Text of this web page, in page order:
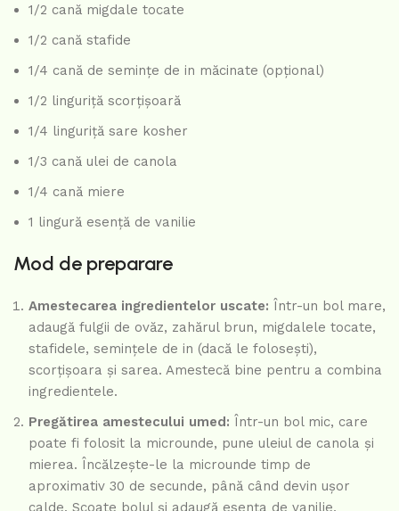
1/2 cană migdale tocate
1/2 cană stafide
1/4 cană de semințe de in măcinate (opțional)
1/2 linguriță scorțișoară
1/4 linguriță sare kosher
1/3 cană ulei de canola
1/4 cană miere
1 lingură esență de vanilie
Mod de preparare
Amestecarea ingredientelor uscate: Într-un bol mare,
adaugă fulgii de ovăz, zahărul brun, migdalele tocate,
stafidele, semințele de in (dacă le folosești),
scorțișoara și sarea. Amestecă bine pentru a combina
ingredientele.
Pregătirea amestecului umed: Într-un bol mic, care
poate fi folosit la microunde, pune uleiul de canola și
mierea. Încălzește-le la microunde timp de
aproximativ 30 de secunde, până când devin ușor
calde. Scoate bolul și adaugă esența de vanilie,